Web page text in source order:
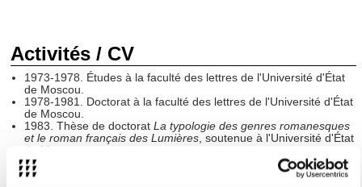
Activités / CV
1973-1978. Études à la faculté des lettres de l'Université d'État
de Moscou.
1978-1981. Doctorat à la faculté des lettres de l'Université d'État
de Moscou.
1983. Thèse de doctorat La typologie des genres romanesques
et le roman français des Lumières, soutenue à l'Université d'État
de Moscou.
1982-1989. Chargé de recherche, puis directeur de recherche à
la Bibliothèque d'État de littérature étrangère, Moscou.